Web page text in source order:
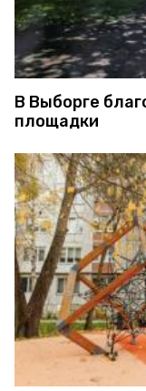
В Выборге
площадки